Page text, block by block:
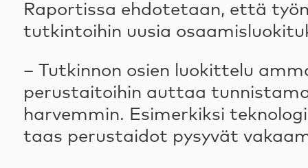
Raportissa ehdotetaan, että
tutkintoihin uusia
– Tutkinnon osien luokittelu
perustaitoihin auttaa
harvemmin. Esimerkiksi
taas perustaidot pysyvät